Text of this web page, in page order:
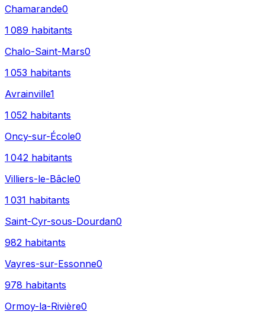
Chamarande0
1 089 habitants
Chalo-Saint-Mars0
1 053 habitants
Avrainville1
1 052 habitants
Oncy-sur-École0
1 042 habitants
Villiers-le-Bâcle0
1 031 habitants
Saint-Cyr-sous-Dourdan0
982 habitants
Vayres-sur-Essonne0
978 habitants
Ormoy-la-Rivière0